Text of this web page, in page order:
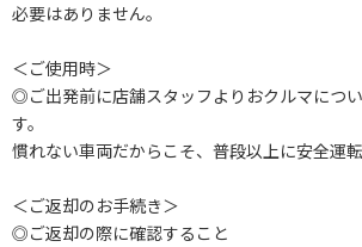
必要はありません。
＜ご使用時＞
◎ご出発前に店舗スタッフよりおクルマにつ
す。
慣れない車両だからこそ、普段以上に安全運
＜ご返却のお手続き＞
◎ご返却の際に確認すること